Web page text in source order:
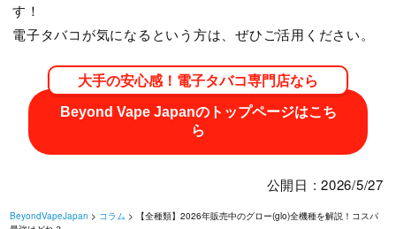
す！
電子タバコが気になるという方は、ぜひご活用ください。
大手の安心感！電子タバコ専門店なら
Beyond Vape Japanのトップページはこち
ら
公開日 : 2026/5/27
BeyondVapeJapan > コラム > 【全種類】2026年販売中のグロー(glo)全機種を解説！コスパ